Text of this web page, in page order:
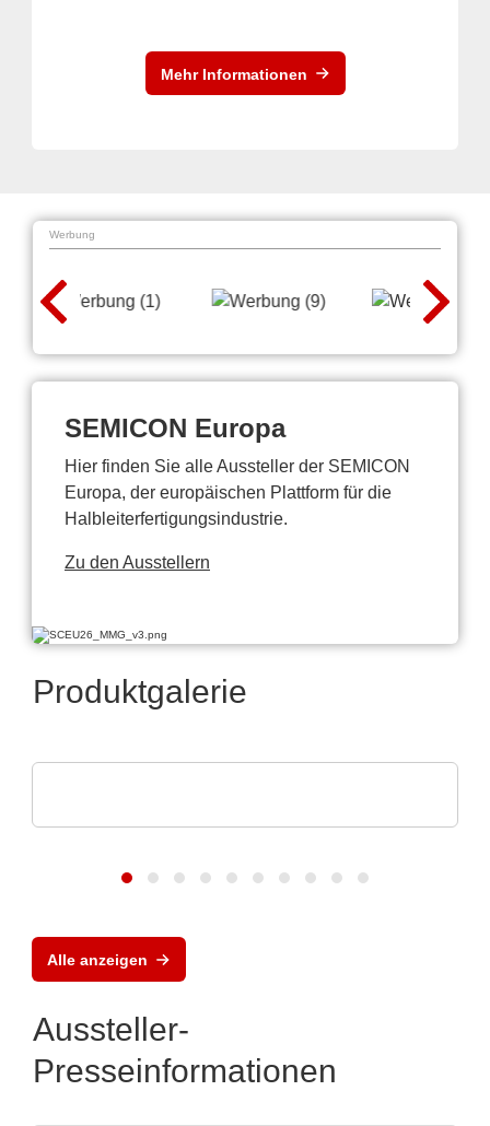
Mehr Informationen
Werbung
SEMICON Europa
Hier finden Sie alle Aussteller der SEMICON
Europa, der europäischen Plattform für die
Halbleiterfertigungsindustrie.
Zu den Ausstellern
Produktgalerie
Alle anzeigen
Aussteller-
Presseinformationen